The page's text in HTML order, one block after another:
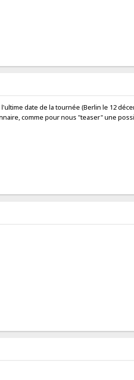
date de la tournée (Berlin le 12
comme pour nous "teaser" une